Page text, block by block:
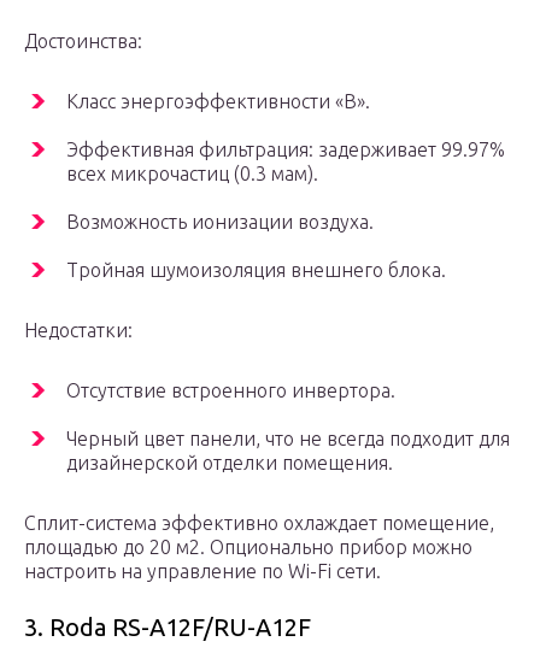
Достоинства:
Класс энергоэффективности «В».
Эффективная фильтрация: задерживает 99.97%
всех микрочастиц (0.3 мам).
Возможность ионизации воздуха.
Тройная шумоизоляция внешнего блока.
Недостатки:
Отсутствие встроенного инвертора.
Черный цвет панели, что не всегда подходит для
дизайнерской отделки помещения.
Сплит-система эффективно охлаждает помещение,
площадью до 20 м2. Опционально прибор можно
настроить на управление по Wi-Fi сети.
3. Roda RS-A12F/RU-A12F